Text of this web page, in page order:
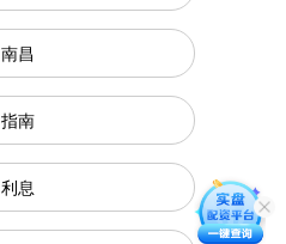
南昌
指南
利息